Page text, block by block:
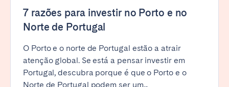
7 razões para investir no Porto e no
Norte de Portugal
O Porto e o norte de Portugal estão a atrair
atenção global. Se está a pensar investir em
Portugal, descubra porque é que o Porto e o
Norte de Portugal podem ser um...